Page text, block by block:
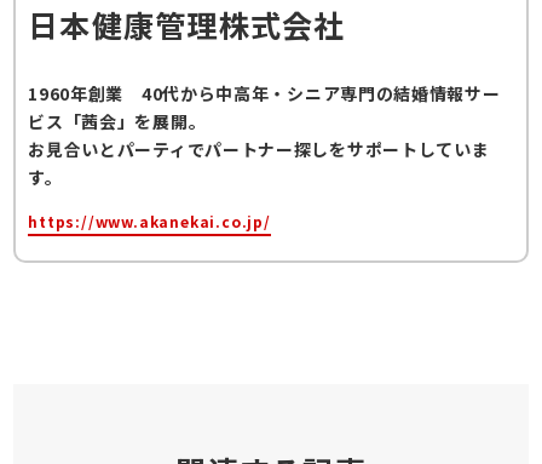
日本健康管理株式会社
1960年創業 40代から中高年・シニア専門の結婚情報サー
ビス「茜会」を展開。
お見合いとパーティでパートナー探しをサポートしていま
す。
https://www.akanekai.co.jp/